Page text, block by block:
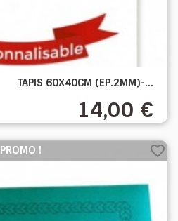
TAPIS 60X40CM (EP.2MM)-...
14,00 €
PROMO ! favorite_border